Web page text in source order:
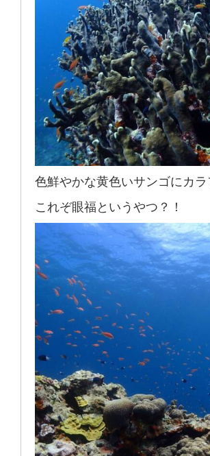
色鮮やかな黄色いサンゴにカ
これぞ眼福というやつ？！